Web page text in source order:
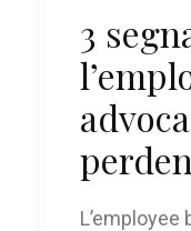
3
L’employee